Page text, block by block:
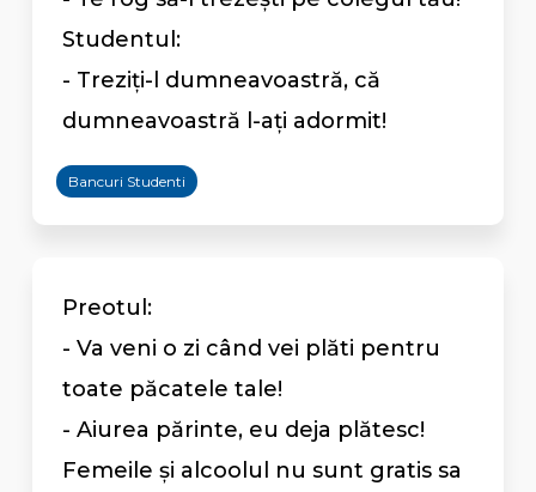
Studentul:
- Treziți-l dumneavoastră, că
dumneavoastră l-ați adormit!
Bancuri Studenti
Preotul:
- Va veni o zi când vei plăti pentru
toate păcatele tale!
- Aiurea părinte, eu deja plătesc!
Femeile și alcoolul nu sunt gratis sa